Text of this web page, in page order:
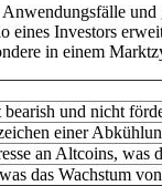
Investors
in einem
und nicht
einer
an Altcoins, was
das Wachstum